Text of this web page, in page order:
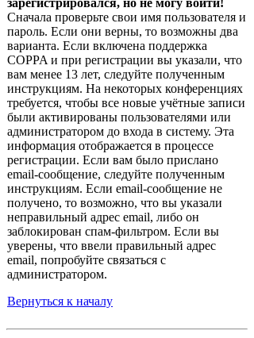
зарегистрировался, но не могу войти!
Сначала проверьте свои имя пользователя и
пароль. Если они верны, то возможны два
варианта. Если включена поддержка
COPPA и при регистрации вы указали, что
вам менее 13 лет, следуйте полученным
инструкциям. На некоторых конференциях
требуется, чтобы все новые учётные записи
были активированы пользователями или
администратором до входа в систему. Эта
информация отображается в процессе
регистрации. Если вам было прислано
email-сообщение, следуйте полученным
инструкциям. Если email-сообщение не
получено, то возможно, что вы указали
неправильный адрес email, либо он
заблокирован спам-фильтром. Если вы
уверены, что ввели правильный адрес
email, попробуйте связаться с
администратором.
Вернуться к началу